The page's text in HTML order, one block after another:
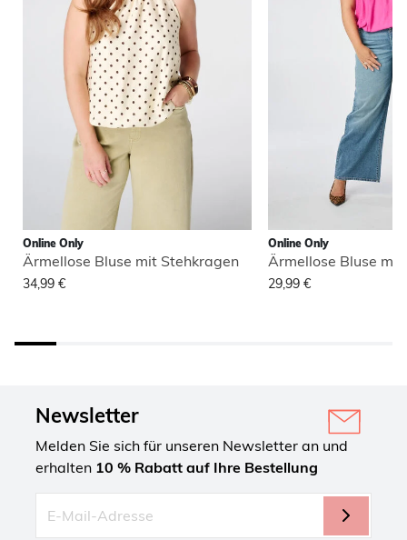
Online Only
Ärmellose Bluse mit Stehkragen
34,99 €
Online Only
Ärmellose Bluse
29,99 €
Newsletter
Melden Sie sich für unseren Newsletter an und
erhalten 10 % Rabatt auf Ihre Bestellung